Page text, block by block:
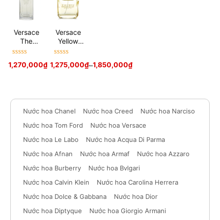
Versace
The
Dreamer
hạng5sao 1,750,000₫
1,270,000₫
Versace
Yellow
Diamond
hạng5sao
1,275,000₫–1,850,000₫
Nước hoa Chanel Nước hoa Creed
Nước hoa Narciso
Nước hoa Tom Ford
Nước hoa Versace
Nước hoa Le Labo
Nước hoa Acqua Di Parma
Nước hoa Afnan
Nước hoa Armaf
Nước hoa Azzaro
Nước hoa Burberry
Nước hoa Bvlgari
Nước hoa Calvin Klein
Nước hoa Carolina Herrera
Nước hoa Dolce & Gabbana
Nước hoa Dior
Nước hoa Diptyque
Nước hoa Giorgio Armani